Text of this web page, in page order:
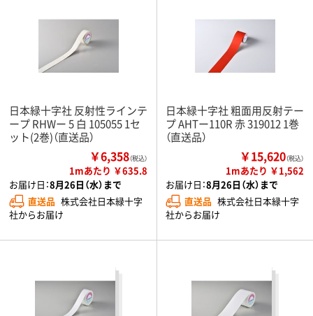
日本緑十字社 反射性ラインテ
ープ RHWー 5 白 105055 1セ
ット(2巻)（直送品）
￥6,358（税込）
1mあたり ￥635.8
お届け日：8月26日（水）まで
直送品 株式会社日本緑十字
社からお届け
日本緑十字社 粗面用反射テー
プ AHTー110R 赤 319012 1巻
（直送品）
￥15,620（税込）
1mあたり ￥1,562
お届け日：8月26日（水）まで
直送品 株式会社日本緑十字
社からお届け